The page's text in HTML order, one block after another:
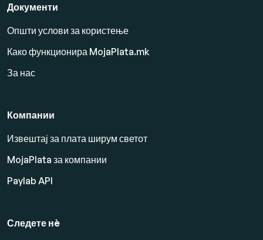
Документи
Општи услови за користење
Како функционира MojaPlata.mk
За нас
Компании
Извештај за плата ширум светот
MojaPlata за компании
Paylab API
Следете нè